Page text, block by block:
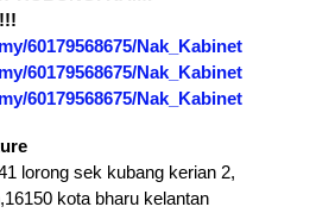
60179568675/Nak_Kabinet
60179568675/Nak_Kabinet
60179568675/Nak_Kabinet
lorong sek kubang kerian 2,
kota bharu kelantan